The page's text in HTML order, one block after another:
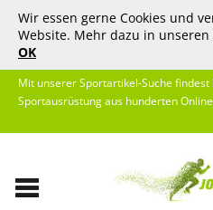
Wir essen gerne Cookies und
Website. Mehr dazu in unseren
OK
Mit unserer Sportartikel-Suche
Sportausrüstung aus hunderten